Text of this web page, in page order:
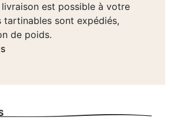
est possible à votre
tartinables sont expédiés,
de poids.